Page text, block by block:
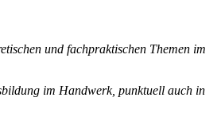
und fachpraktischen Themen im
im Handwerk, punktuell auch in